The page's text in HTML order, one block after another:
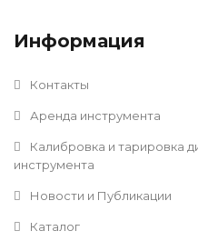
Информация
Контакты
Аренда инструмента
Калибровка и тарировка
инструмента
Новости и Публикации
Каталог